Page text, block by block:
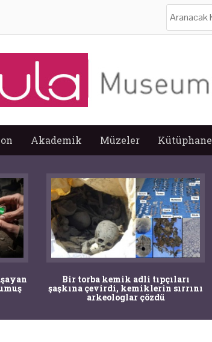
Akademik Müzeler Kütüphane
Bir torba kemik adli tıpçıları
şaşkına çevirdi, kemiklerin sırrını
arkeologlar çözdü